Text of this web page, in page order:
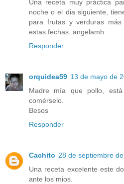
Una receta muy práctica
noche o el dia siguiente,
para frutas y verduras
estas fechas. angelamh.
Responder
orquidea59 13 de mayo de
Madre mía que pollo,
comérselo.
Besos
Responder
Cachito 28 de septiembre
Una receta excelente este
ante los mios.